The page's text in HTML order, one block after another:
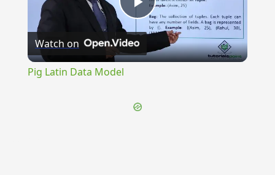
Play
Video
Watch on
Pig Latin Data Model